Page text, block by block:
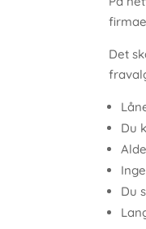
Det
Du
Du